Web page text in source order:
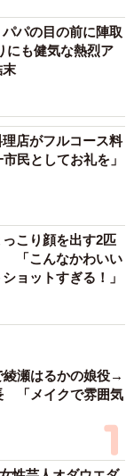
2/2
海生物もややお寿司
シラミ属の一
うか？
う仲間で、これ
な甲殻類です。
て過ごすタイプ
いい、お腹がす
すという生活を
メントが相次い
聞かせくださ
に驚きました。
パパの目の前に陣取
も健気な熱烈ア
末
店がフルコース料
民としてお礼を」
こり顔を出す2匹
「こんなかわいい
ョットすぎる！」
綾瀬はるかの娘役→
「メイクで雰囲気